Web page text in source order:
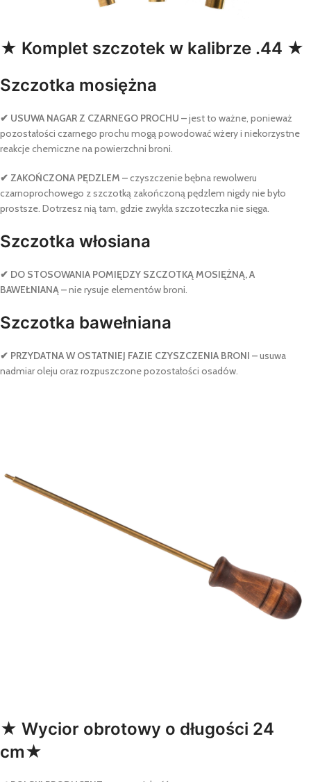
★ Komplet szczotek w kalibrze .44 ★
Szczotka mosiężna
✔ USUWA NAGAR Z CZARNEGO PROCHU –jest to ważne, ponieważ
pozostałości czarnego prochu mogą powodować wżery i niekorzystne
reakcje chemiczne na powierzchni broni.
✔ ZAKOŃCZONA PĘDZLEM –czyszczenie bębna rewolweru
czarnoprochowego z szczotką zakończoną pędzlem nigdy nie było
prostsze. Dotrzesz nią tam, gdzie zwykła szczoteczka nie sięga.
Szczotka włosiana
✔ DO STOSOWANIA POMIĘDZY SZCZOTKĄ MOSIĘŻNĄ, A
BAWEŁNIANĄ –nie rysuje elementów broni.
Szczotka bawełniana
✔ PRZYDATNA W OSTATNIEJ FAZIE CZYSZCZENIA BRONI –usuwa
nadmiar oleju oraz rozpuszczone pozostałości osadów.
★ Wycior obrotowy o długości 24
cm★